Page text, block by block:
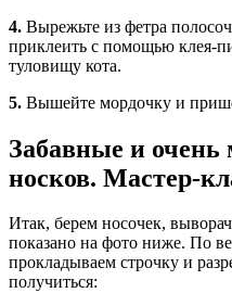
4. Вырежьте из фетра
приклеить с помощью клея-
туловищу кота.
5. Вышейте мордочку и
Забавные и очень
носков. Мастер-
Итак, берем носочек,
показано на фото ниже. По
прокладываем строчку и
получиться: